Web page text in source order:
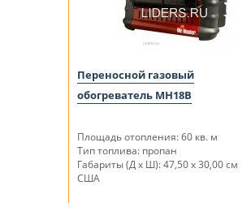
Переносной газовый
обогреватель MH18B
Площадь отопления: 60 кв. м
Тип топлива: пропан
Габариты (Д х Ш): 47,50 х 30,00 см
США